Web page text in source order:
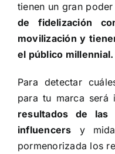
tienen un gran
de fidelización
movilización y
el público millennial.
Para detectar
para tu marca
resultados de las
influencers y
pormenorizada los